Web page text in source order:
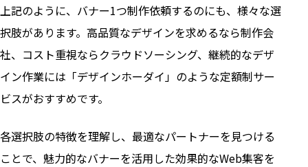
上記のように、バナー1つ制作依頼するのにも、様々な選
択肢があります。高品質なデザインを求めるなら制作会
社、コスト重視ならクラウドソーシング、継続的なデザ
イン作業には「デザインホーダイ」のような定額制サー
ビスがおすすめです。
各選択肢の特徴を理解し、最適なパートナーを見つける
ことで、魅力的なバナーを活用した効果的なWeb集客を